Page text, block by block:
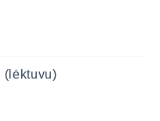
(lėktuvu)